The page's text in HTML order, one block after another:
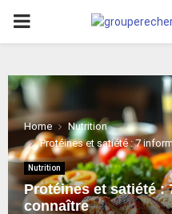
PRIMARY
Home
Nutrition
Protéines et satiété : 7
Nutrition
Protéines et satiété :
connaître